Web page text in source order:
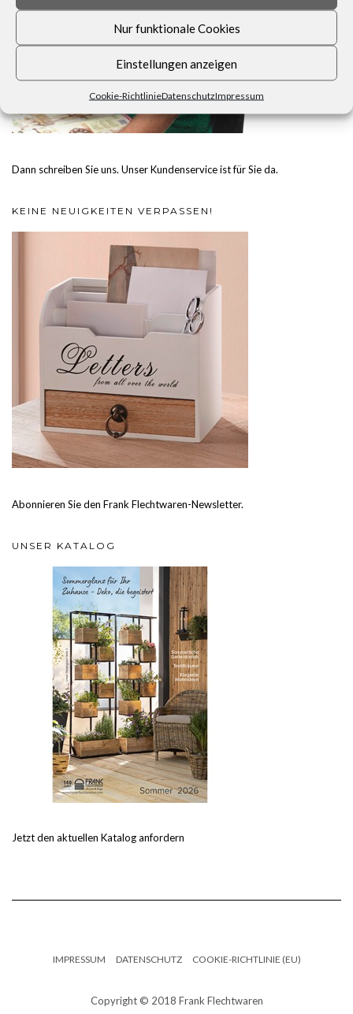
Nur funktionale Cookies
Einstellungen anzeigen
Cookie-RichtlinieDatenschutzImpressum
Dann schreiben Sie uns. Unser Kundenservice ist für Sie da.
KEINE NEUIGKEITEN VERPASSEN!
Abonnieren Sie den Frank Flechtwaren-Newsletter.
UNSER KATALOG
Jetzt den aktuellen Katalog anfordern
IMPRESSUM DATENSCHUTZ COOKIE-RICHTLINIE (EU)
Copyright © 2018 Frank Flechtwaren